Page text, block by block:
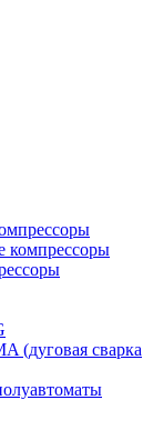
компрессоры
(дуговая сварка